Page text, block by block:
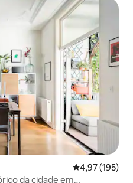
4,97 de uma
4,97 (195)
da cidade em